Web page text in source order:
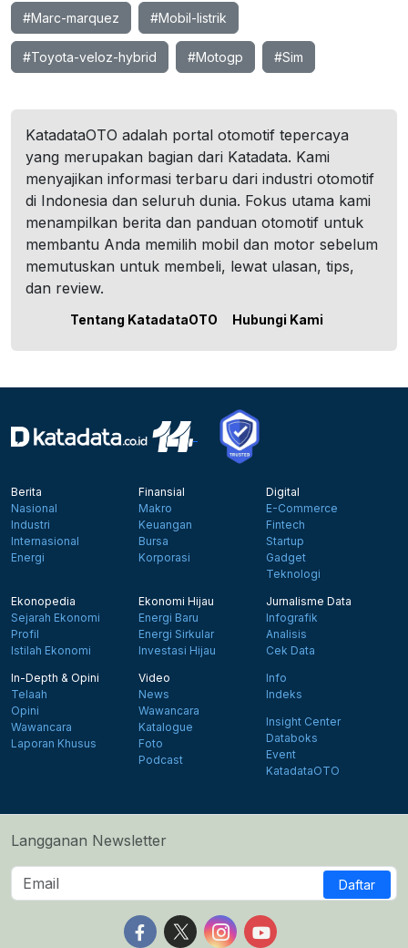
#Marc-marquez #Mobil-listrik
#Toyota-veloz-hybrid #Motogp #Sim
KatadataOTO adalah portal otomotif tepercaya
yang merupakan bagian dari Katadata. Kami
menyajikan informasi terbaru dari industri otomotif
di Indonesia dan seluruh dunia. Fokus utama kami
menampilkan berita dan panduan otomotif untuk
membantu Anda memilih mobil dan motor sebelum
memutuskan untuk membeli, lewat ulasan, tips,
dan review.
Tentang KatadataOTO Hubungi Kami
Berita
Nasional
Industri
Internasional
Energi
Finansial
Makro
Keuangan
Bursa
Korporasi
Digital
E-Commerce
Fintech
Startup
Gadget
Teknologi
Ekonopedia
Sejarah Ekonomi
Profil
Istilah Ekonomi
Ekonomi Hijau
Energi Baru
Energi Sirkular
Investasi Hijau
Jurnalisme Data
Infografik
Analisis
Cek Data
In-Depth & Opini
Telaah
Opini
Wawancara
Laporan Khusus
Video
News
Wawancara
Katalogue
Foto
Podcast
Info
Indeks
Insight Center
Databoks
Event
KatadataOTO
Langganan Newsletter
Daftar
Follow us on Facebook
Follow us on X
Follow us on Instagram
Follow us on